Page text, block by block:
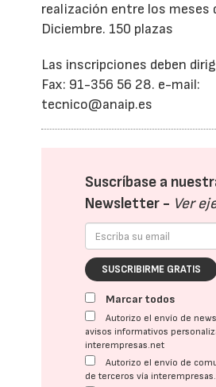
realización entre los meses
Diciembre. 150 plazas
Las inscripciones deben
Fax: 91-356 56 28. e-mail:
tecnico@anaip.es
Suscríbase a
Newsletter - Ver
SUSCRIBIRME GRATIS
Marcar todos
Autorizo el envío de
avisos informativos
interempresas.net
Autorizo el envío de
de terceros vía